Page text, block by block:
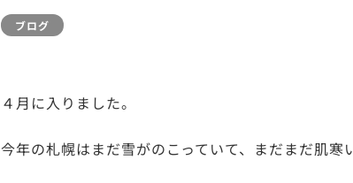
ブログ
４月に入りました。
今年の札幌はまだ雪がのこっていて、まだまだ肌寒